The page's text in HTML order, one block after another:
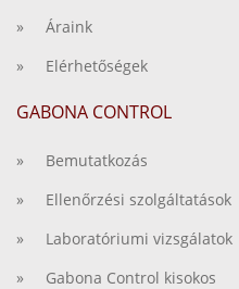
» Áraink
» Elérhetőségek
GABONA CONTROL
» Bemutatkozás
» Ellenőrzési szolgáltatások
» Laboratóriumi vizsgálatok
» Gabona Control kisokos